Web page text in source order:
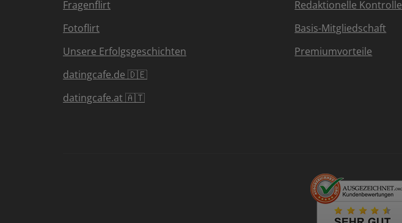
Fragenflirt
Fotoflirt
Unsere Erfolgsgeschichten
datingcafe.de 🇩🇪
datingcafe.at 🇦🇹
Redaktionelle Kontrolle
Basis-Mitgliedschaft
Premiumvorteile